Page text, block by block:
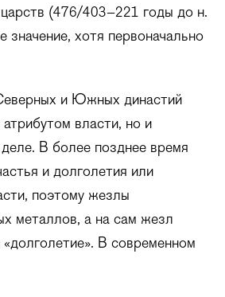
(476/403–221 годы до н.
хотя первоначально
и Южных династий
власти, но и
В более позднее время
и долголетия или
поэтому жезлы
металлов, а на сам жезл
В современном